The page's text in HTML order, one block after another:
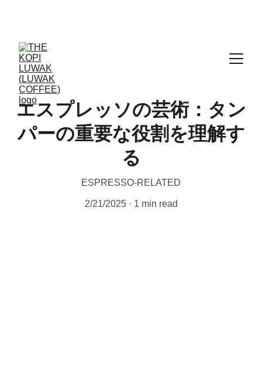
エスプレッソの芸術：タン
パーの重要な役割を理解す
る
ESPRESSO-RELATED
2/21/2025 1 min read